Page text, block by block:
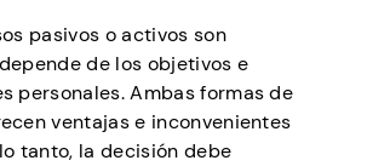
pasivos o activos son
de los objetivos e
personales. Ambas formas de
ventajas e inconvenientes
tanto, la decisión debe